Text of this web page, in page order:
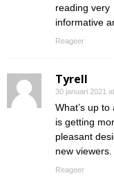
reading very
informative
Reageer
Tyrell
30 januari 2021
What’s up
is getting
pleasant
new viewers.
Reageer